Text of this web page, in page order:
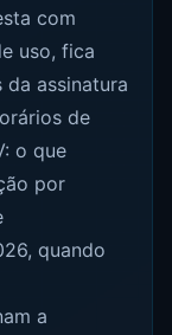
com
uso, fica
assinatura
de
o que
por
quando
a